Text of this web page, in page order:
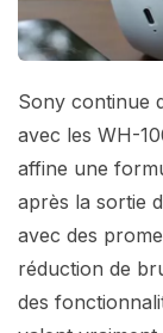
Sony continue
avec les WH-
affine une
après la sortie
avec des
réduction de
des